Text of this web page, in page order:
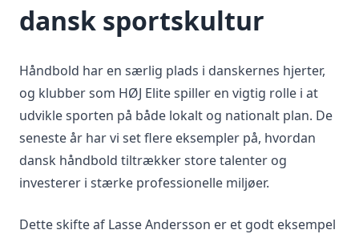
dansk sportskultur
Håndbold har en særlig plads i danskernes hjerter,
og klubber som HØJ Elite spiller en vigtig rolle i at
udvikle sporten på både lokalt og nationalt plan. De
seneste år har vi set flere eksempler på, hvordan
dansk håndbold tiltrækker store talenter og
investerer i stærke professionelle miljøer.
Dette skifte af Lasse Andersson er et godt eksempel